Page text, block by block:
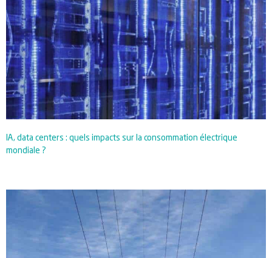
IA, data centers : quels impacts sur la consommation électrique
mondiale ?